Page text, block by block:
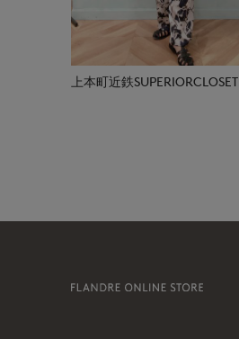
上本町近鉄SUPERIORCLOSET